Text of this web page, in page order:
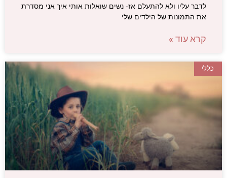
לדבר עליו ולא להתעלם אז- נשים שואלות אותי איך אני מסדרת
את התמונות של הילדים שלי
קרא עוד »
כללי